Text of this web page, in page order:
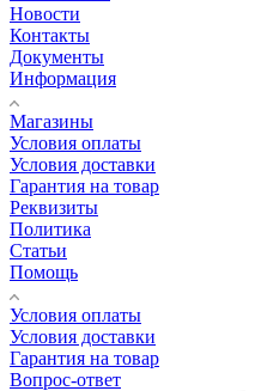
Новости
Контакты
Документы
Информация
Магазины
Условия оплаты
Условия доставки
Гарантия на товар
Реквизиты
Политика
Статьи
Помощь
Условия оплаты
Условия доставки
Гарантия на товар
Вопрос-ответ